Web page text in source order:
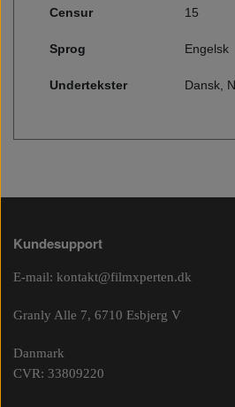
Censur 15
Sprog Engelsk
Undertekster Dansk,
Kundesupport
E-mail: kontakt@filmxperten.dk
Granly Alle 7, 6710 Esbjerg V
Danmark
CVR: 33809220